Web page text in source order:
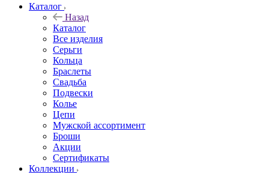
Каталог
Назад
Каталог
Все изделия
Серьги
Кольца
Браслеты
Свадьба
Подвески
Колье
Цепи
Мужской ассортимент
Броши
Акции
Сертификаты
Коллекции